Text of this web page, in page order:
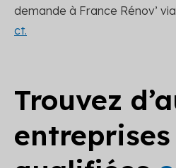
demande à France Rénov’
ct.
Trouvez
entreprises